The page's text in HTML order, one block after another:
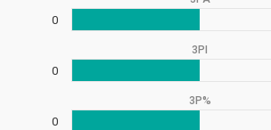
0
3PI
0
3P%
0